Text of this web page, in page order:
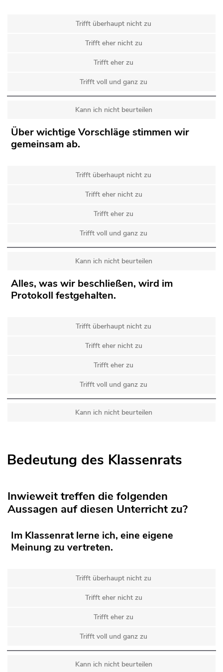
Trifft überhaupt nicht zu
Trifft eher nicht zu
Trifft eher zu
Trifft voll und ganz zu
Kann ich nicht beurteilen
Über wichtige Vorschläge stimmen wir
gemeinsam ab.
Trifft überhaupt nicht zu
Trifft eher nicht zu
Trifft eher zu
Trifft voll und ganz zu
Kann ich nicht beurteilen
Alles, was wir beschließen, wird im
Protokoll festgehalten.
Trifft überhaupt nicht zu
Trifft eher nicht zu
Trifft eher zu
Trifft voll und ganz zu
Kann ich nicht beurteilen
Bedeutung des Klassenrats
Inwieweit treffen die folgenden
Aussagen auf diesen Unterricht zu?
Im Klassenrat lerne ich, eine eigene
Meinung zu vertreten.
Trifft überhaupt nicht zu
Trifft eher nicht zu
Trifft eher zu
Trifft voll und ganz zu
Kann ich nicht beurteilen